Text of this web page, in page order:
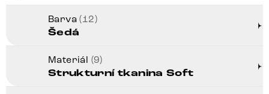
Barva(12)
Šedá
Materiál (9)
Strukturní tkanina Soft